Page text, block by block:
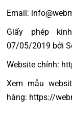
Email:
Giấy phép
07/05/2019 bởi
Website chính:
Xem mẫu
hàng: https://